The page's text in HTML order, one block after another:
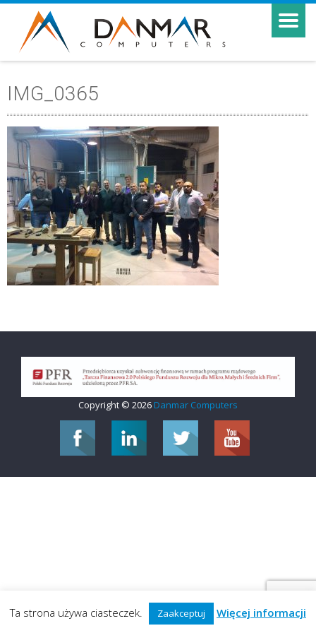
IMG_0365
Copyright © 2026 Danmar Computers
Ta strona używa ciasteczek. Zaakceptuj Więcej informacji